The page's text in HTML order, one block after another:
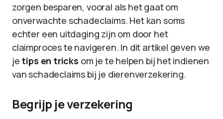
zorgen besparen, vooral als het gaat om
onverwachte schadeclaims. Het kan soms
echter een uitdaging zijn om door het
claimproces te navigeren. In dit artikel geven we
je tips en tricks om je te helpen bij het indienen
van schadeclaims bij je dierenverzekering.
Begrijp je verzekering